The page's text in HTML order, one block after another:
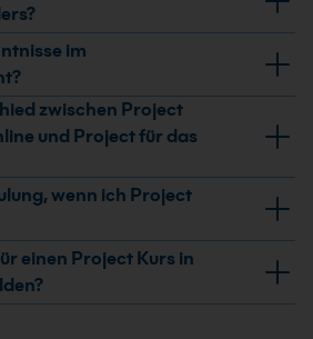
eignen sich für
Teamleiter und
hinaus profitieren alle, die
oder Ressourcen
professionellen Umgang mit
im
sind
Microsoft Project
die wichtigsten Grundlagen.
behandeln Themen wie
oder Earned Value Analyse.
Projekterfahrungen
zwischen Project
und Project für das
sich für die detaillierte
Online unterstützt die zentrale
Darüber hinaus
Web eine cloudbasierte Lösung in
erklären die
wenn ich Project
nur einen Teil der
Project Schulungen in
Berichte und
einen Project Kurs in